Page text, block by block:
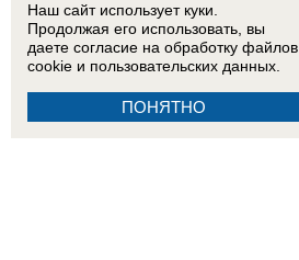
Наш сайт использует куки.
Продолжая его использовать, вы
даете согласие на обработку файлов
cookie и пользовательских данных.
ПОНЯТНО